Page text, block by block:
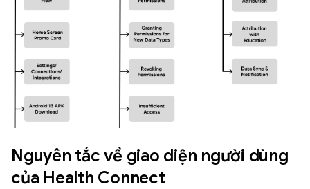
Nguyên tắc về giao diện người dùng
của Health Connect